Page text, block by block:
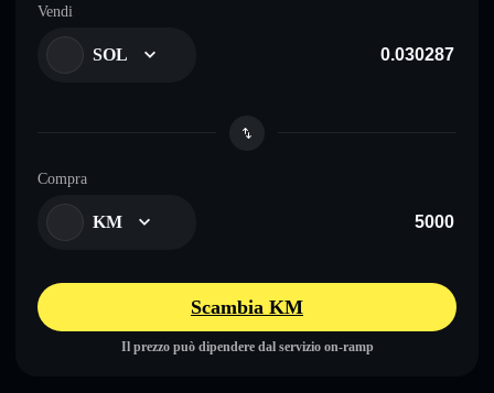
Vendi
SOL
Compra
KM
Scambia KM
Il prezzo può dipendere dal servizio on-ramp